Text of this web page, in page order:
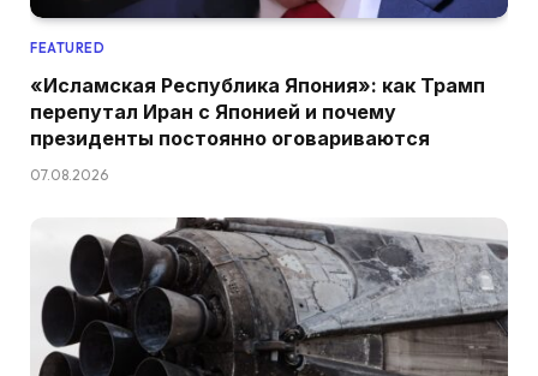
FEATURED
«Исламская Республика Япония»: как Трамп
перепутал Иран с Японией и почему
президенты постоянно оговариваются
07.08.2026